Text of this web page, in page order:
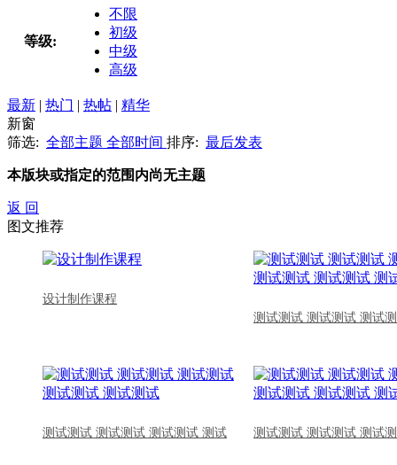
等级:
不限
初级
中级
高级
最新 | 热门 | 热帖 | 精华
新窗
筛选: 全部主题 全部时间 排序: 最后发表
本版块或指定的范围内尚无主题
返 回
图文推荐
设计制作课程
测试测试 测试测试 测试
测试测试 测试测试 测试测试 测试 测试测试 测试测试 测试